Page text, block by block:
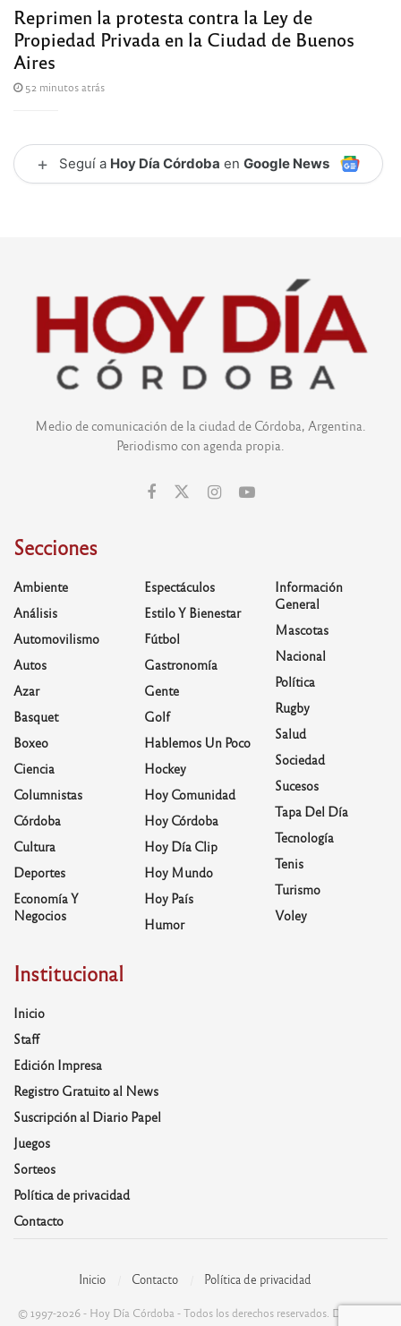
Reprimen la protesta contra la Ley de
Propiedad Privada en la Ciudad de Buenos
Aires
52 minutos atrás
+ Seguí a Hoy Día Córdoba en Google News
Medio de comunicación de la ciudad de Córdoba, Argentina.
Periodismo con agenda propia.
Secciones
Ambiente
Análisis
Automovilismo
Autos
Azar
Basquet
Boxeo
Ciencia
Columnistas
Córdoba
Cultura
Deportes
Economía Y
Negocios
Espectáculos
Estilo Y Bienestar
Fútbol
Gastronomía
Gente
Golf
Hablemos Un Poco
Hockey
Hoy Comunidad
Hoy Córdoba
Hoy Día Clip
Hoy Mundo
Hoy País
Humor
Información
General
Mascotas
Nacional
Política
Rugby
Salud
Sociedad
Sucesos
Tapa Del Día
Tecnología
Tenis
Turismo
Voley
Institucional
Inicio
Staff
Edición Impresa
Registro Gratuito al News
Suscripción al Diario Papel
Juegos
Sorteos
Política de privacidad
Contacto
Inicio Contacto Política de privacidad
© 1997-2026 - Hoy Día Córdoba - Todos los derechos reservados. Desarrolla: